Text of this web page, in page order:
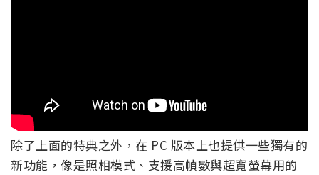
除了上面的特典之外，在 PC 版本上也提供一些獨有的
新功能，像是照相模式、支援高幀數與超寬螢幕用的